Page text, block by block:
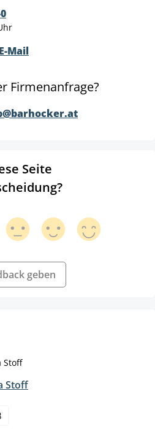
Mail
Firmenanfrage?
Seite
geben
Stoff
verfügbar.)